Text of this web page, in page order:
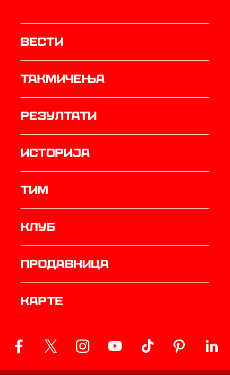
Вести
Такмичења
резултати
историја
ТИМ
Клуб
продавница
Карте